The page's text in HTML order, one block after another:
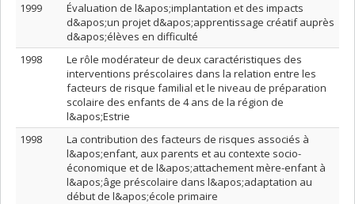
1999
Évaluation de l&apos;implantation et des impacts
d&apos;un projet d&apos;apprentissage créatif auprès
d&apos;élèves en difficulté
1998
Le rôle modérateur de deux caractéristiques des
interventions préscolaires dans la relation entre les
facteurs de risque familial et le niveau de préparation
scolaire des enfants de 4 ans de la région de
l&apos;Estrie
1998
La contribution des facteurs de risques associés à
l&apos;enfant, aux parents et au contexte socio-
économique et de l&apos;attachement mère-enfant à
l&apos;âge préscolaire dans l&apos;adaptation au
début de l&apos;école primaire